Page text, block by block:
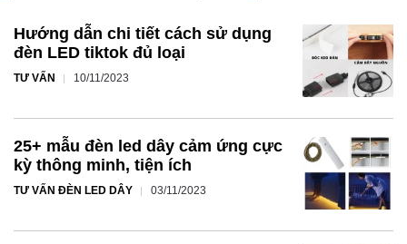
Hướng dẫn chi tiết cách sử dụng
đèn LED tiktok đủ loại
TƯ VẤN 10/11/2023
25+ mẫu đèn led dây cảm ứng cực
kỳ thông minh, tiện ích
TƯ VẤN ĐÈN LED DÂY 03/11/2023